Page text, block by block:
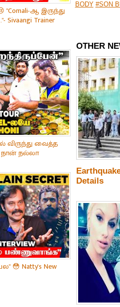
"Comali-ஆ இருந்து
Sivaangi Trainer
ல் விருந்து வைத்த
நான் நல்லா
😳 Natty's New
BODY #SON
OTHER
Details